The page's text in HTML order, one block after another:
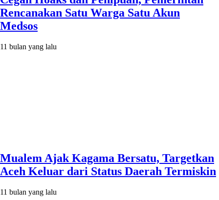
Rencanakan Satu Warga Satu Akun
Medsos
11 bulan yang lalu
Mualem Ajak Kagama Bersatu, Targetkan
Aceh Keluar dari Status Daerah Termiskin
11 bulan yang lalu